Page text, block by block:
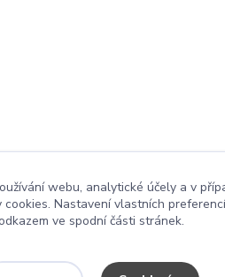
webu, analytické účely a v
Nastavení vlastních
ve spodní části stránek.